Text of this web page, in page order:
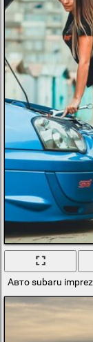
Авто subaru